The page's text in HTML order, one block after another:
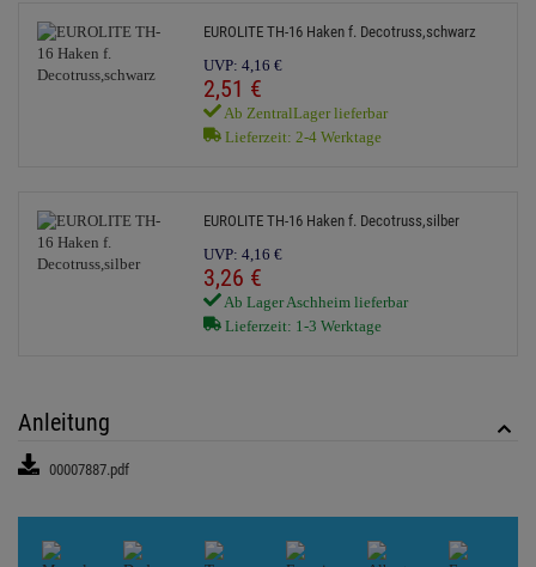
EUROLITE TH-16 Haken f. Decotruss,schwarz
UVP: 4,16 €
2,51 €
Ab ZentralLager lieferbar
Lieferzeit: 2-4 Werktage
EUROLITE TH-16 Haken f. Decotruss,silber
UVP: 4,16 €
3,26 €
Ab Lager Aschheim lieferbar
Lieferzeit: 1-3 Werktage
Anleitung
00007887.pdf